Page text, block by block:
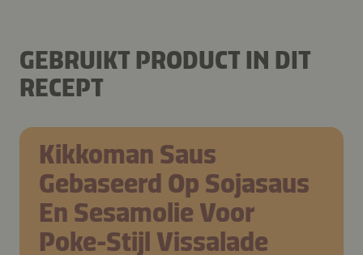
GEBRUIKT PRODUCT IN DIT
RECEPT
Kikkoman Saus
Gebaseerd Op Sojasaus
En Sesamolie Voor
Poke-Stijl Vissalade